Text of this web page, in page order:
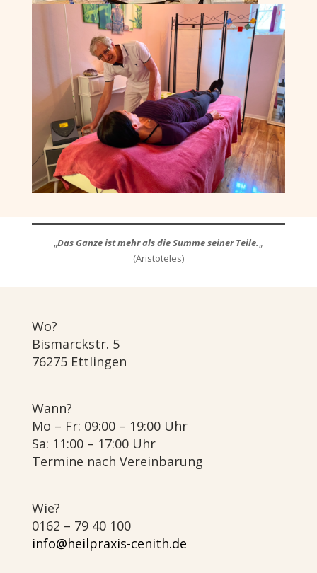
„Das Ganze ist mehr als die Summe seiner Teile.
(Aristoteles)
Wo?
Bismarckstr. 5
76275 Ettlingen
Wann?
Mo – Fr: 09:00 – 19:00 Uhr
Sa: 11:00 – 17:00 Uhr
Termine nach Vereinbarung
Wie?
0162 – 79 40 100
info@heilpraxis-cenith.de